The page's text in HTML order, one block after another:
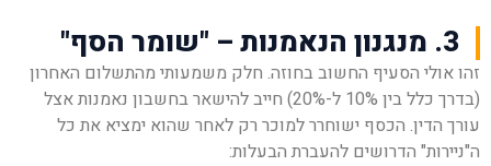
3. מנגנון הנאמנות – "שומר הסף"
זהו אולי הסעיף החשוב בחוזה. חלק משמעותי מהתשלום האחרון
(בדרך כלל בין 10% ל-20%) חייב להישאר בחשבון נאמנות אצל
עורך הדין. הכסף ישוחרר למוכר רק לאחר שהוא ימציא את כל
ה"ניירות" הדרושים להעברת הבעלות: